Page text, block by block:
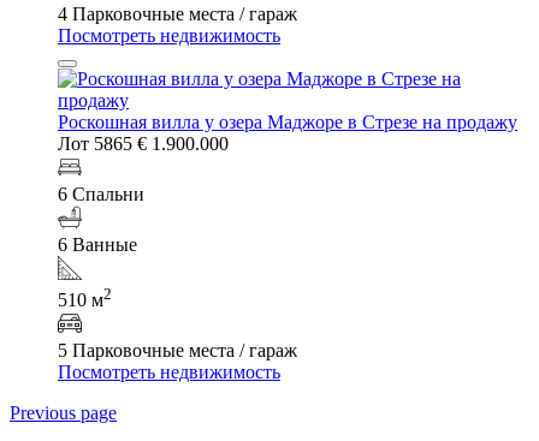
4 Парковочные места / гараж
Посмотреть недвижимость
Роскошная вилла у озера Маджоре в Стрезе на продажу
Лот 5865 € 1.900.000
6 Спальни
6 Ванные
510 м2
5 Парковочные места / гараж
Посмотреть недвижимость
Previous page